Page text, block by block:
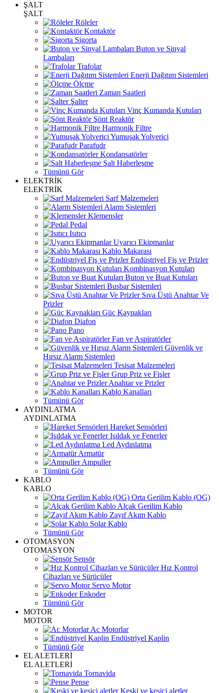
ŞALT
ŞALT
Röleler
Kontaktör
Sigorta
Buton ve Sinyal
Lambaları
Trafolar
Enerji Dağıtım Sistemleri
Ölçme
Zaman Saatleri
Şalter
Vinç Kumanda Kutuları
Şönt Reaktör
Harmonik Filtre
Yumuşak Yolverici
Parafudr
Kondansatörler
Şalt Haberleşme
Tümünü Gör
ELEKTRİK
ELEKTRİK
Sarf Malzemeleri
Alarm Sistemleri
Klemensler
Pedal
Isıtıcı
Uyarıcı Ekipmanlar
Kablo Makarası
Endüstriyel Fiş ve Prizler
Kombinasyon Kutuları
Buton ve Buat Kutuları
Busbar Sistemleri
Sıva Üstü Anahtar Ve
Prizler
Güç Kaynakları
Diafon
Pano
Fan ve Aspiratörler
Güvenlik ve
Hırsız Alarm Sistemleri
Tesisat Malzemeleri
Grup Priz ve Fişler
Anahtar ve Prizler
Kablo Kanalları
Tümünü Gör
AYDINLATMA
AYDINLATMA
Hareket Sensörleri
Işıldak ve Fenerler
Led Aydınlatma
Armatür
Ampuller
Tümünü Gör
KABLO
KABLO
Orta Gerilim Kablo (OG)
Alçak Gerilim Kablo
Zayıf Akım Kablo
Solar Kablo
Tümünü Gör
OTOMASYON
OTOMASYON
Sensör
Hız Kontrol
Cihazları ve Sürücüler
Servo Motor
Enkoder
Tümünü Gör
MOTOR
MOTOR
Ac Motorlar
Endüstriyel Kaplin
Tümünü Gör
EL ALETLERİ
EL ALETLERİ
Tornavida
Pense
Keski ve kesici aletler